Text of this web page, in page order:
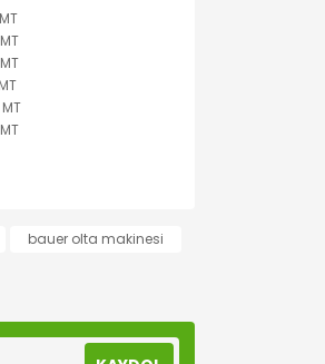
bauer olta makinesi